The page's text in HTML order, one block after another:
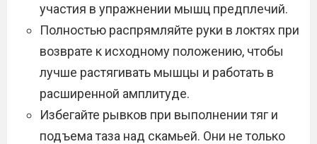
участия в упражнении мышц предплечий.
Полностью распрямляйте руки в локтях при
возврате к исходному положению, чтобы
лучше растягивать мышцы и работать в
расширенной амплитуде.
Избегайте рывков при выполнении тяг и
подъема таза над скамьей. Они не только